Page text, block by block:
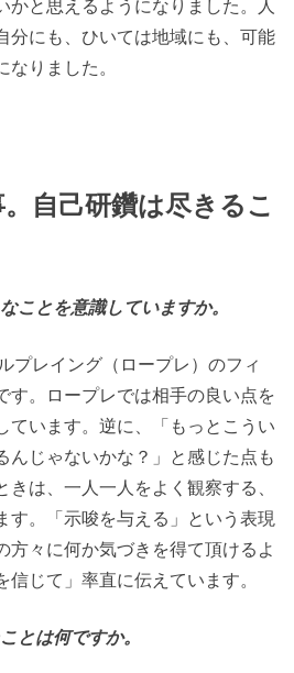
かと思えるようになりました。人
分にも、ひいては地域にも、可能
りました。
自己研鑽は尽きるこ
ことを意識していますか。
プレイング（ロープレ）のフィ
す。ロープレでは相手の良い点を
ています。逆に、「もっとこうい
んじゃないかな？」と感じた点も
は、一人一人をよく観察する、
す。「示唆を与える」という表現
方々に何か気づきを得て頂けるよ
じて」率直に伝えています。
とは何ですか。